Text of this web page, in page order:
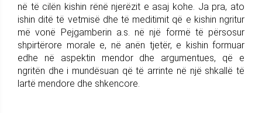
në të cilën kishin rënë njerëzit e asaj kohe. Ja pra, ato
ishin ditë të vetmisë dhe të meditimit që e kishin ngritur
më vonë Pejgamberin a.s. në një formë të përsosur
shpirtërore morale e, në anën tjetër, e kishin formuar
edhe në aspektin mendor dhe argumentues, që e
ngritën dhe i mundësuan që të arrinte në një shkallë të
lartë mendore dhe shkencore.